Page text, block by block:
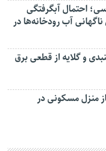
احتمال آبگرفتگی
آب رودخانه‌ها در
و گلایه از قطعی برق
منزل مسکونی در